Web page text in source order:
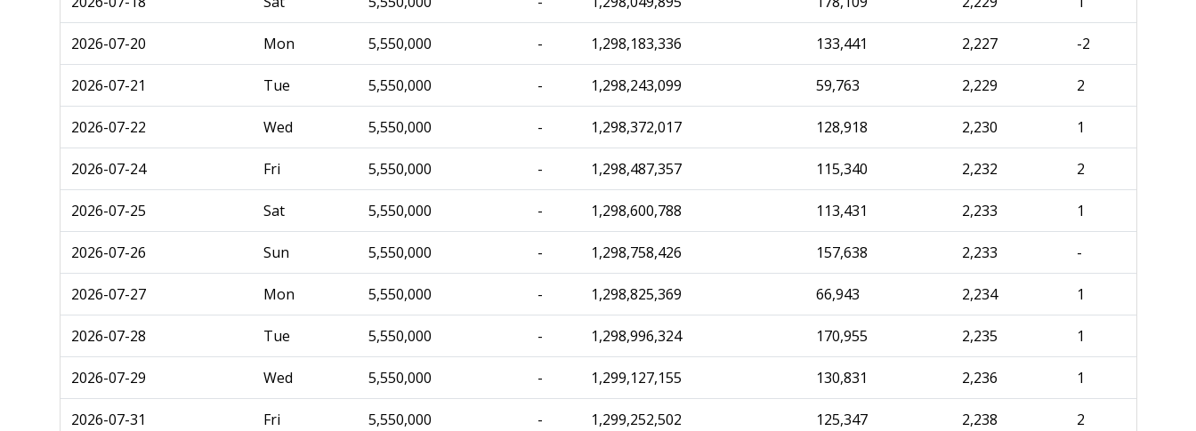
2026-07-20 Mon 5,550,000 - 1,298,183,336 133,441 2,227 -2
2026-07-21 Tue 5,550,000 - 1,298,243,099 59,763 2,229 2
2026-07-22 Wed 5,550,000 - 1,298,372,017 128,918 2,230 1
2026-07-24 Fri 5,550,000 - 1,298,487,357 115,340 2,232 2
2026-07-25 Sat 5,550,000 - 1,298,600,788 113,431 2,233 1
2026-07-26 Sun 5,550,000 - 1,298,758,426 157,638 2,233 -
2026-07-27 Mon 5,550,000 - 1,298,825,369 66,943 2,234 1
2026-07-28 Tue 5,550,000 - 1,298,996,324 170,955 2,235 1
2026-07-29 Wed 5,550,000 - 1,299,127,155 130,831 2,236 1
2026-07-31 Fri 5,550,000 - 1,299,252,502 125,347 2,238 2